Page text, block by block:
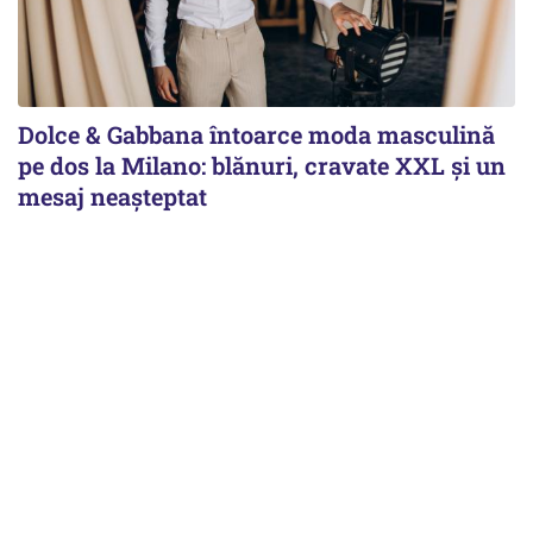
Dolce & Gabbana întoarce moda masculină
pe dos la Milano: blănuri, cravate XXL și un
mesaj neașteptat